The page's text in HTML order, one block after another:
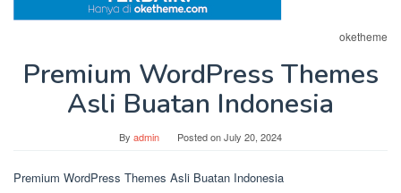
oketheme
Premium WordPress Themes
Asli Buatan Indonesia
By admin Posted onJuly 20, 2024
Premium WordPress Themes Asli Buatan Indonesia